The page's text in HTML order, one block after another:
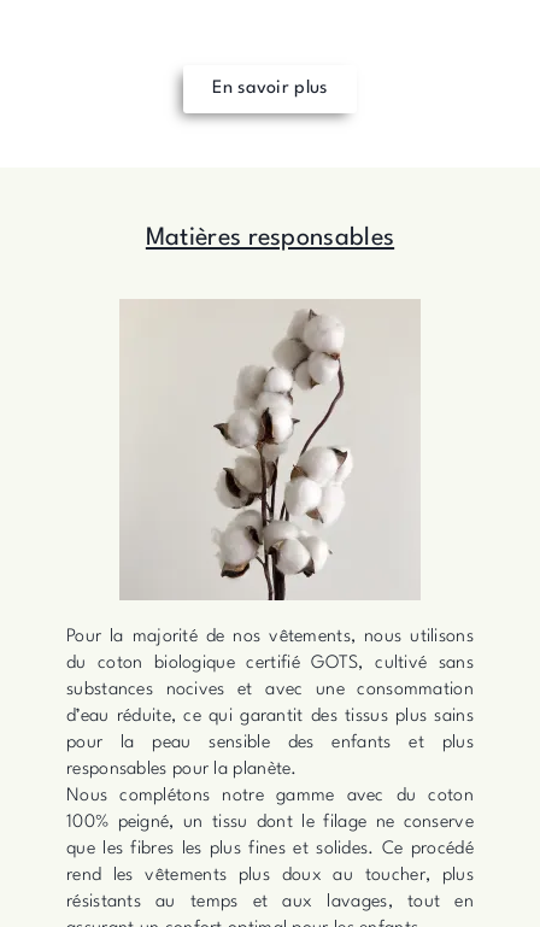
En savoir plus
Matières responsables
Pour la majorité de nos vêtements, nous utilisons
du coton biologique certifié GOTS, cultivé sans
substances nocives et avec une consommation
d’eau réduite, ce qui garantit des tissus plus sains
pour la peau sensible des enfants et plus
responsables pour la planète.
Nous complétons notre gamme avec du coton
100% peigné, un tissu dont le filage ne conserve
que les fibres les plus fines et solides. Ce procédé
rend les vêtements plus doux au toucher, plus
résistants au temps et aux lavages, tout en